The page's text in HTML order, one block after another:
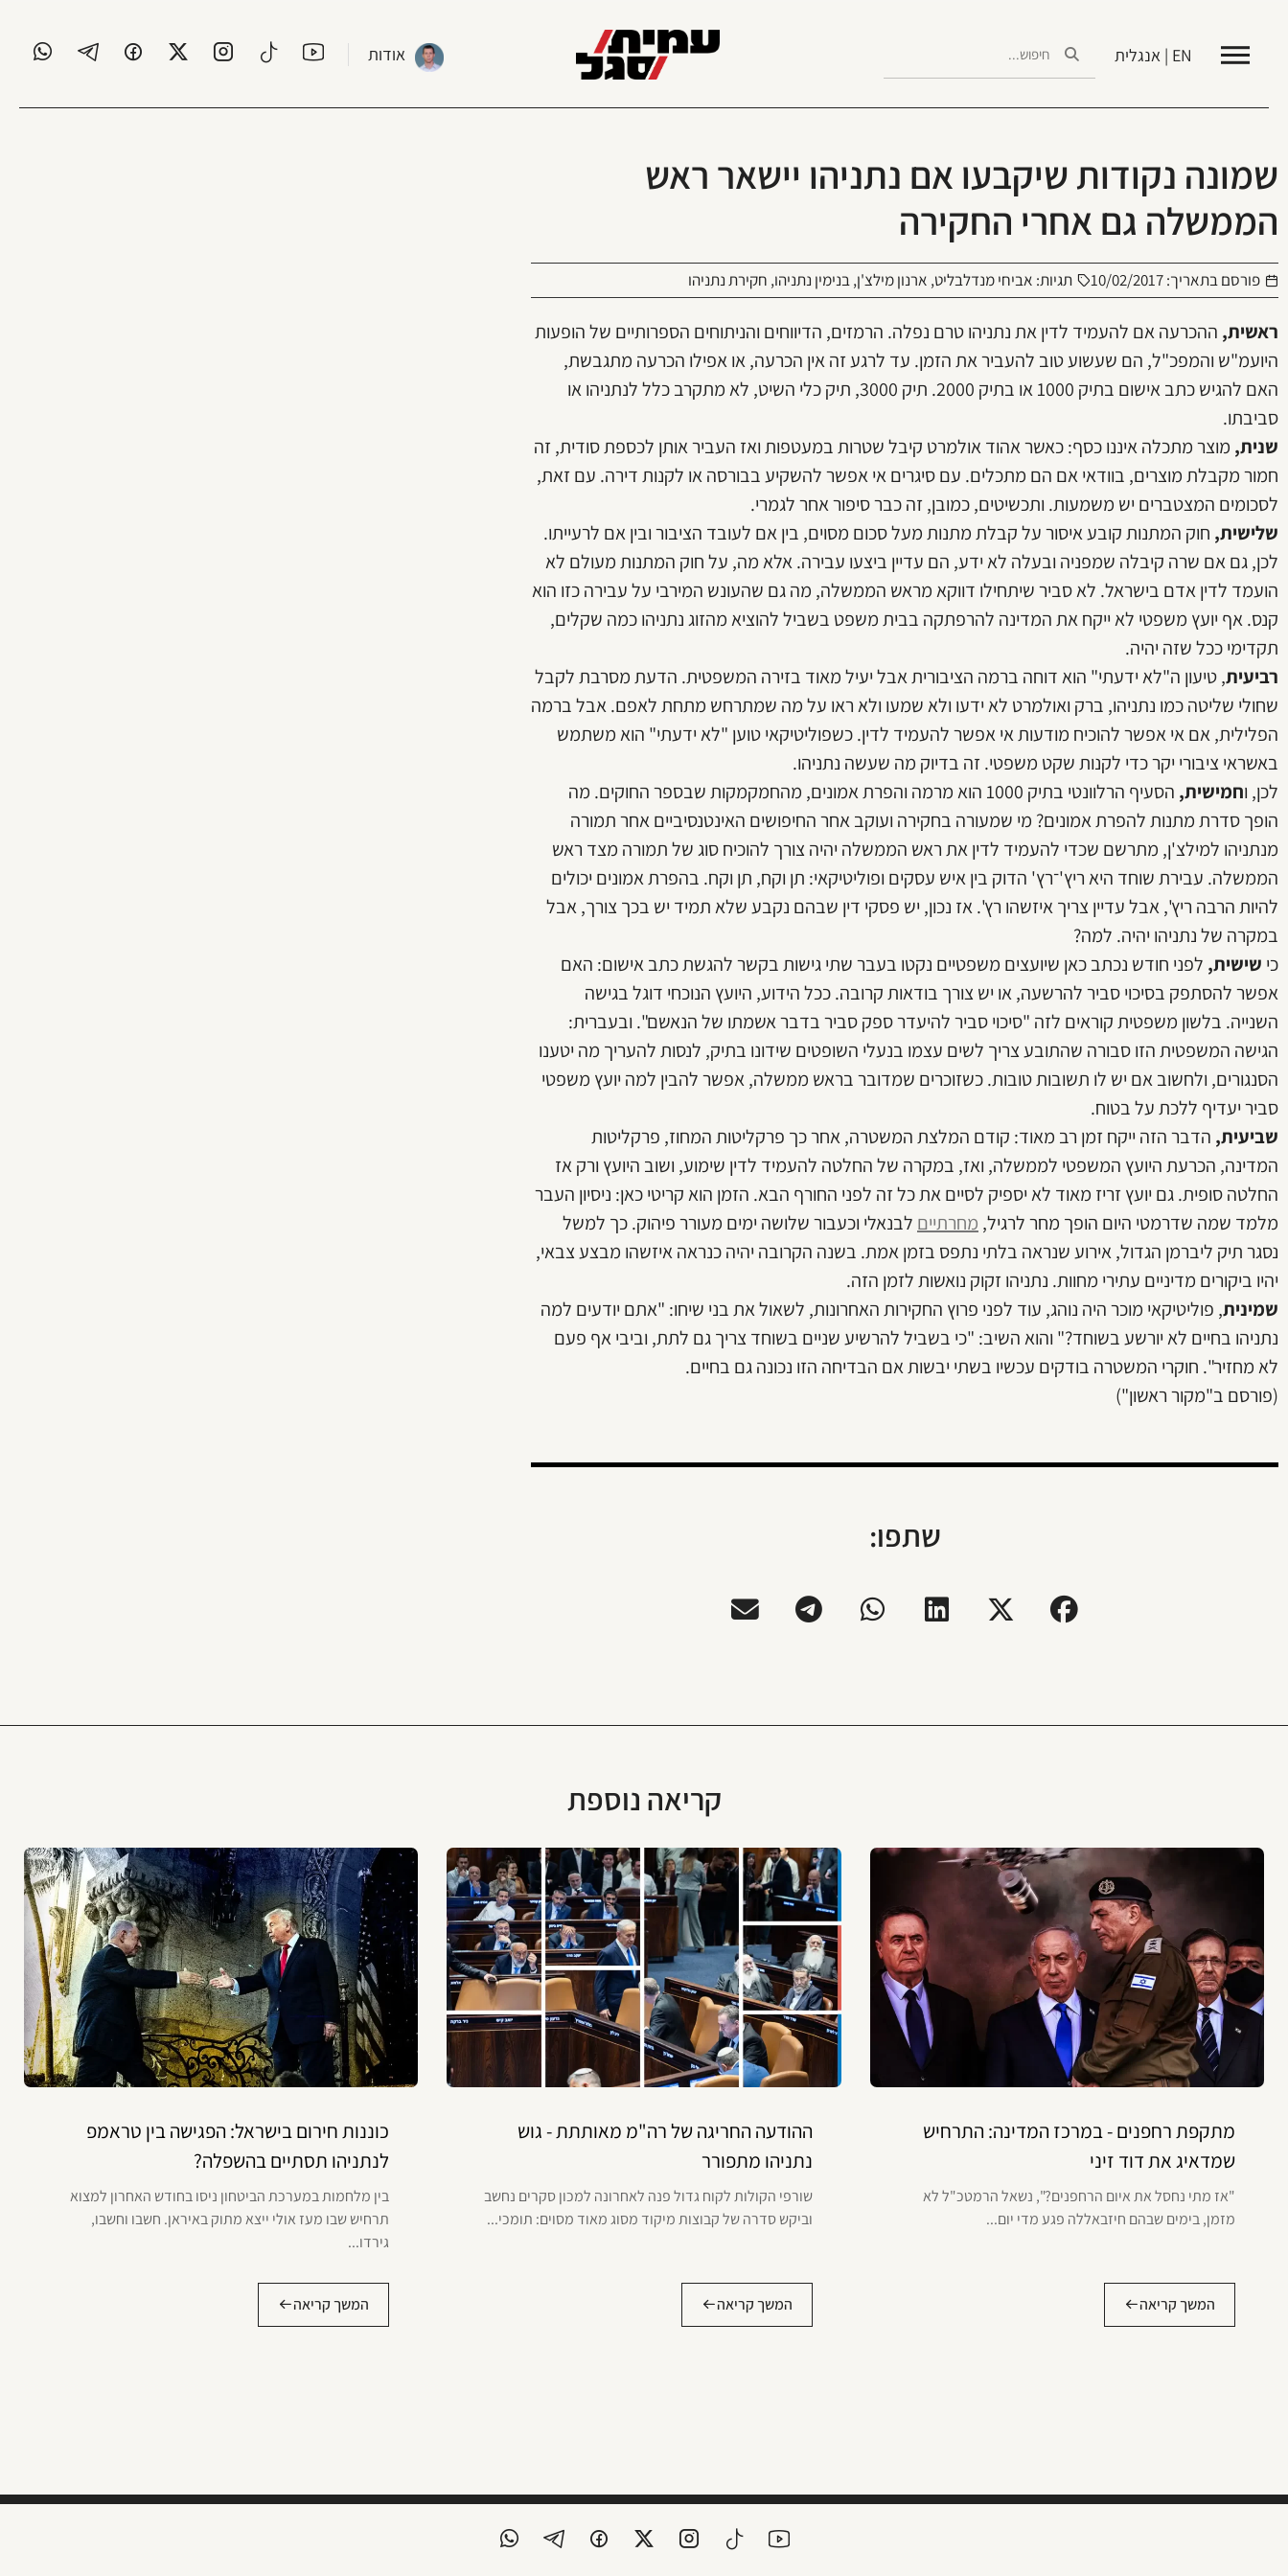
EN | אנגלית אודות
שמונה נקודות שיקבעו אם נתניהו יישאר ראש
הממשלה גם אחרי החקירה
פורסם בתאריך:10/02/2017 תגיות: אביחי מנדלבליט, ארנון מילצ'ן,בנימין נתניהו, חקירת נתניהו
ראשית, ההכרעה אם להעמיד לדין את נתניהו טרם נפלה. הרמזים, הדיווחים והניתוחים הספרותיים של הופעות
היועמ"ש והמפכ"ל, הם שעשוע טוב להעביר את הזמן. עד לרגע זה אין הכרעה, או אפילו הכרעה מתגבשת,
האם להגיש כתב אישום בתיק 1000 או בתיק 2000. תיק 3000, תיק כלי השיט, לא מתקרב כלל לנתניהו או
סביבתו.
שנית, מוצר מתכלה איננו כסף: כאשר אהוד אולמרט קיבל שטרות במעטפות ואז העביר אותן לכספת סודית, זה
חמור מקבלת מוצרים, בוודאי אם הם מתכלים. עם סיגרים אי אפשר להשקיע בבורסה או לקנות דירה. עם זאת,
לסכומים המצטברים יש משמעות. ותכשיטים, כמובן, זה כבר סיפור אחר לגמרי.
שלישית, חוק המתנות קובע איסור על קבלת מתנות מעל סכום מסוים, בין אם לעובד הציבור ובין אם לרעייתו.
לכן, גם אם שרה קיבלה שמפניה ובעלה לא ידע, הם עדיין ביצעו עבירה. אלא מה, על חוק המתנות מעולם לא
הועמד לדין אדם בישראל. לא סביר שיתחילו דווקא מראש הממשלה, מה גם שהעונש המירבי על עבירה כזו הוא
קנס. אף יועץ משפטי לא ייקח את המדינה להרפתקה בבית משפט בשביל להוציא מהזוג נתניהו כמה שקלים,
תקדימי ככל שזה יהיה.
רביעית, טיעון ה"לא ידעתי" הוא דוחה ברמה הציבורית אבל יעיל מאוד בזירה המשפטית. הדעת מסרבת לקבל
שחולי שליטה כמו נתניהו, ברק ואולמרט לא ידעו ולא שמעו ולא ראו על מה שמתרחש מתחת לאפם. אבל ברמה
הפלילית, אם אי אפשר להוכיח מודעות אי אפשר להעמיד לדין. כשפוליטיקאי טוען "לא ידעתי" הוא משתמש
באשראי ציבורי יקר כדי לקנות שקט משפטי. זה בדיוק מה שעשה נתניהו.
לכן, וחמישית,
הסעיף הרלוונטי בתיק 1000 הוא מרמה והפרת אמונים, מהחמקמקות שבספר החוקים. מה
הופך סדרת מתנות להפרת אמונים? מי שמעורה בחקירה ועוקב אחר החיפושים האינטנסיביים אחר תמורה
מנתניהו למילצ'ן, מתרשם שכדי להעמיד לדין את ראש הממשלה יהיה צורך להוכיח סוג של תמורה מצד ראש
הממשלה. עבירת שוחד היא ריץ'־רץ' הדוק בין איש עסקים ופוליטיקאי: תן וקח, תן וקח. בהפרת אמונים יכולים
להיות הרבה ריץ', אבל עדיין צריך איזשהו רץ'. אז נכון, יש פסקי דין שבהם נקבע שלא תמיד יש בכך צורך, אבל
במקרה של נתניהו יהיה. למה?
כי שישית, לפני חודש נכתב כאן שיועצים משפטיים נקטו בעבר שתי גישות בקשר להגשת כתב אישום: האם
אפשר להסתפק בסיכוי סביר להרשעה, או יש צורך בודאות קרובה. ככל הידוע, היועץ הנוכחי דוגל בגישה
השנייה. בלשון משפטית קוראים לזה "סיכוי סביר להיעדר ספק סביר בדבר אשמתו של הנאשם". ובעברית:
הגישה המשפטית הזו סבורה שהתובע צריך לשים עצמו בנעלי השופטים שידונו בתיק, לנסות להעריך מה יטענו
הסנגורים, ולחשוב אם יש לו תשובות טובות. כשזוכרים שמדובר בראש ממשלה, אפשר להבין למה יועץ משפטי
סביר יעדיף ללכת על בטוח.
שביעית, הדבר הזה ייקח זמן רב מאוד: קודם המלצת המשטרה, אחר כך פרקליטות המחוז, פרקליטות
המדינה, הכרעת היועץ המשפטי לממשלה, ואז, במקרה של החלטה להעמיד לדין שימוע, ושוב היועץ ורק אז
החלטה סופית. גם יועץ זריז מאוד לא יספיק לסיים את כל זה לפני החורף הבא. הזמן הוא קריטי כאן: ניסיון העבר
מלמד שמה שדרמטי היום הופך מחר לרגיל, מחרתיים לבנאלי וכעבור שלושה ימים מעורר פיהוק. כך למשל
נסגר תיק ליברמן הגדול, אירוע שנראה בלתי נתפס בזמן אמת. בשנה הקרובה יהיה כנראה איזשהו מבצע צבאי,
יהיו ביקורים מדיניים עתירי מחוות. נתניהו זקוק נואשות לזמן הזה.
שמינית, פוליטיקאי מוכר היה נוהג, עוד לפני פרוץ החקירות האחרונות, לשאול את בני שיחו: "אתם יודעים למה
נתניהו בחיים לא יורשע בשוחד?" והוא השיב: "כי בשביל להרשיע שניים בשוחד צריך גם לתת, וביבי אף פעם
לא מחזיר". חוקרי המשטרה בודקים עכשיו בשתי יבשות אם הבדיחה הזו נכונה גם בחיים.
(פורסם ב"מקור ראשון")
שתפו:
קריאה נוספת
מתקפת רחפנים - במרכז המדינה: התרחיש
שמדאיג את דוד זיני
"אז מתי נחסל את איום הרחפנים?", נשאל הרמטכ"ל לא
מזמן, בימים שבהם חיזבאללה פגע מדי יום...
המשך קריאה
ההודעה החריגה של רה"מ מאותתת - גוש
נתניהו מתפורר
שורפי הקולות לקוח גדול פנה לאחרונה למכון סקרים נחשב
וביקש סדרה של קבוצות מיקוד מסוג מאוד מסוים: תומכי...
המשך קריאה
כוננות חירום בישראל: הפגישה בין טראמפ
לנתניהו תסתיים בהשפלה?
בין מלחמות במערכת הביטחון ניסו בחודש האחרון למצוא
תרחיש שבו מעז אולי ייצא מתוק באיראן. חשבו וחשבו,
גירדו...
המשך קריאה